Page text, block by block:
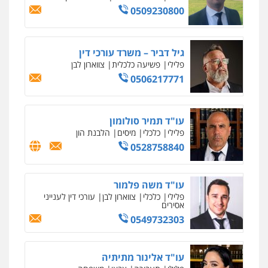
0544723840
עו"ד ראוף נג'אר
פלילי עורכי דין לענייני אסירים מעצרים
סמים רכוש
0548009246
דוד אפרים משרד עורכי דין
פלילי צווארון לבן מס הכנסה מע"מ
0506209859
עדי כרמלי – חברת עו"ד
פלילי כלכלי עורכי דין לענייני אסירים
0525060666
גיא זהבי משרד עורכי דין